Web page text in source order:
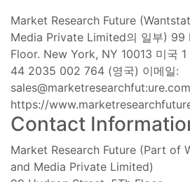
Market Research Future
Media Private Limited의 일부) 99
Floor. New York, NY 10013 미국
44 2035 002 764 (영국) 이메일:
https://
Contact
Market Research Future (Part of
and Media Private Limited)